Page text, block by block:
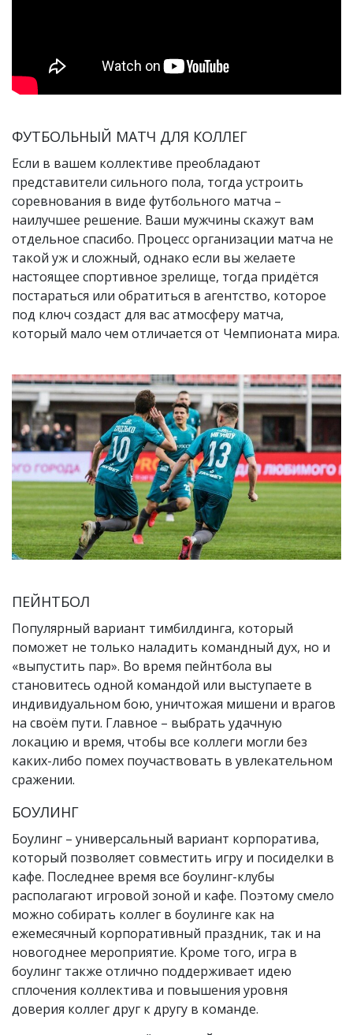
ФУТБОЛЬНЫЙ МАТЧ ДЛЯ КОЛЛЕГ
Если в вашем коллективе преобладают
представители сильного пола, тогда устроить
соревнования в виде футбольного матча –
наилучшее решение. Ваши мужчины скажут вам
отдельное спасибо. Процесс организации матча не
такой уж и сложный, однако если вы желаете
настоящее спортивное зрелище, тогда придётся
постараться или обратиться в агентство, которое
под ключ создаст для вас атмосферу матча,
который мало чем отличается от Чемпионата мира.
ПЕЙНТБОЛ
Популярный вариант тимбилдинга, который
поможет не только наладить командный дух, но и
«выпустить пар». Во время пейнтбола вы
становитесь одной командой или выступаете в
индивидуальном бою, уничтожая мишени и врагов
на своём пути. Главное – выбрать удачную
локацию и время, чтобы все коллеги могли без
каких-либо помех поучаствовать в увлекательном
сражении.
БОУЛИНГ
Боулинг – универсальный вариант корпоратива,
который позволяет совместить игру и посиделки в
кафе. Последнее время все боулинг-клубы
располагают игровой зоной и кафе. Поэтому смело
можно собирать коллег в боулинге как на
ежемесячный корпоративный праздник, так и на
новогоднее мероприятие. Кроме того, игра в
боулинг также отлично поддерживает идею
сплочения коллектива и повышения уровня
доверия коллег друг к другу в команде.